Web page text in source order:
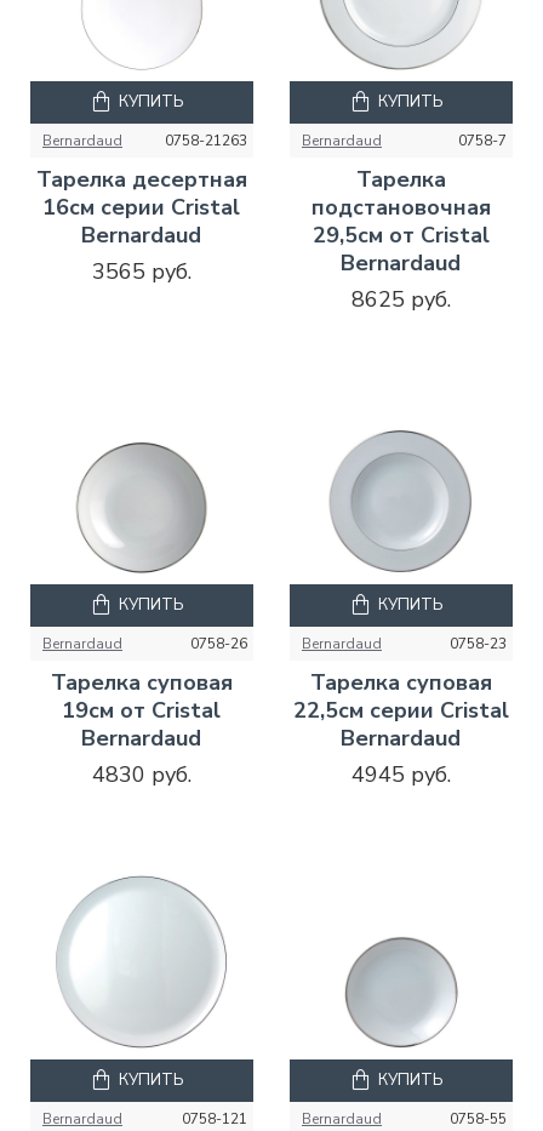
Bernardaud 0758-21263
Тарелка десертная
16см серии Cristal
Bernardaud
3565 руб.
КУПИТЬ
Bernardaud 0758-7
Тарелка
подстановочная
29,5см от Cristal
Bernardaud
8625 руб.
КУПИТЬ
Bernardaud 0758-26
Тарелка суповая
19см от Cristal
Bernardaud
4830 руб.
КУПИТЬ
Bernardaud 0758-23
Тарелка суповая
22,5см серии Cristal
Bernardaud
4945 руб.
КУПИТЬ
Bernardaud 0758-121
КУПИТЬ
Bernardaud 0758-55
КУПИТЬ